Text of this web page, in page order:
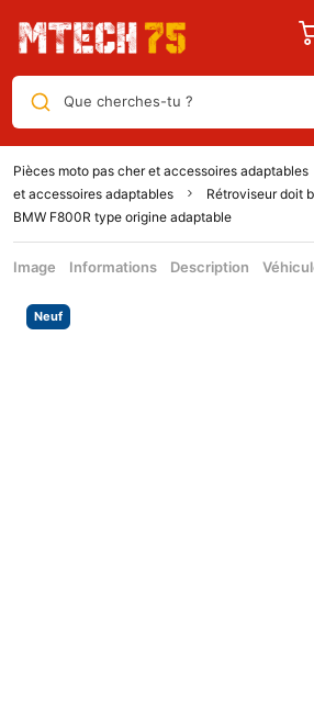
Que cherches-tu ?
Pièces moto pas cher et accessoires adaptables
et accessoires adaptables
Rétroviseur doit
BMW F800R type origine adaptable
Image Informations Description
Neuf